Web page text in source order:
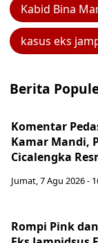
Kabid Bina
kasus eks
Berita
Komentar
Kamar Mandi,
Cicalengka
Jumat, 7 Agu 2026 -
Rompi Pink